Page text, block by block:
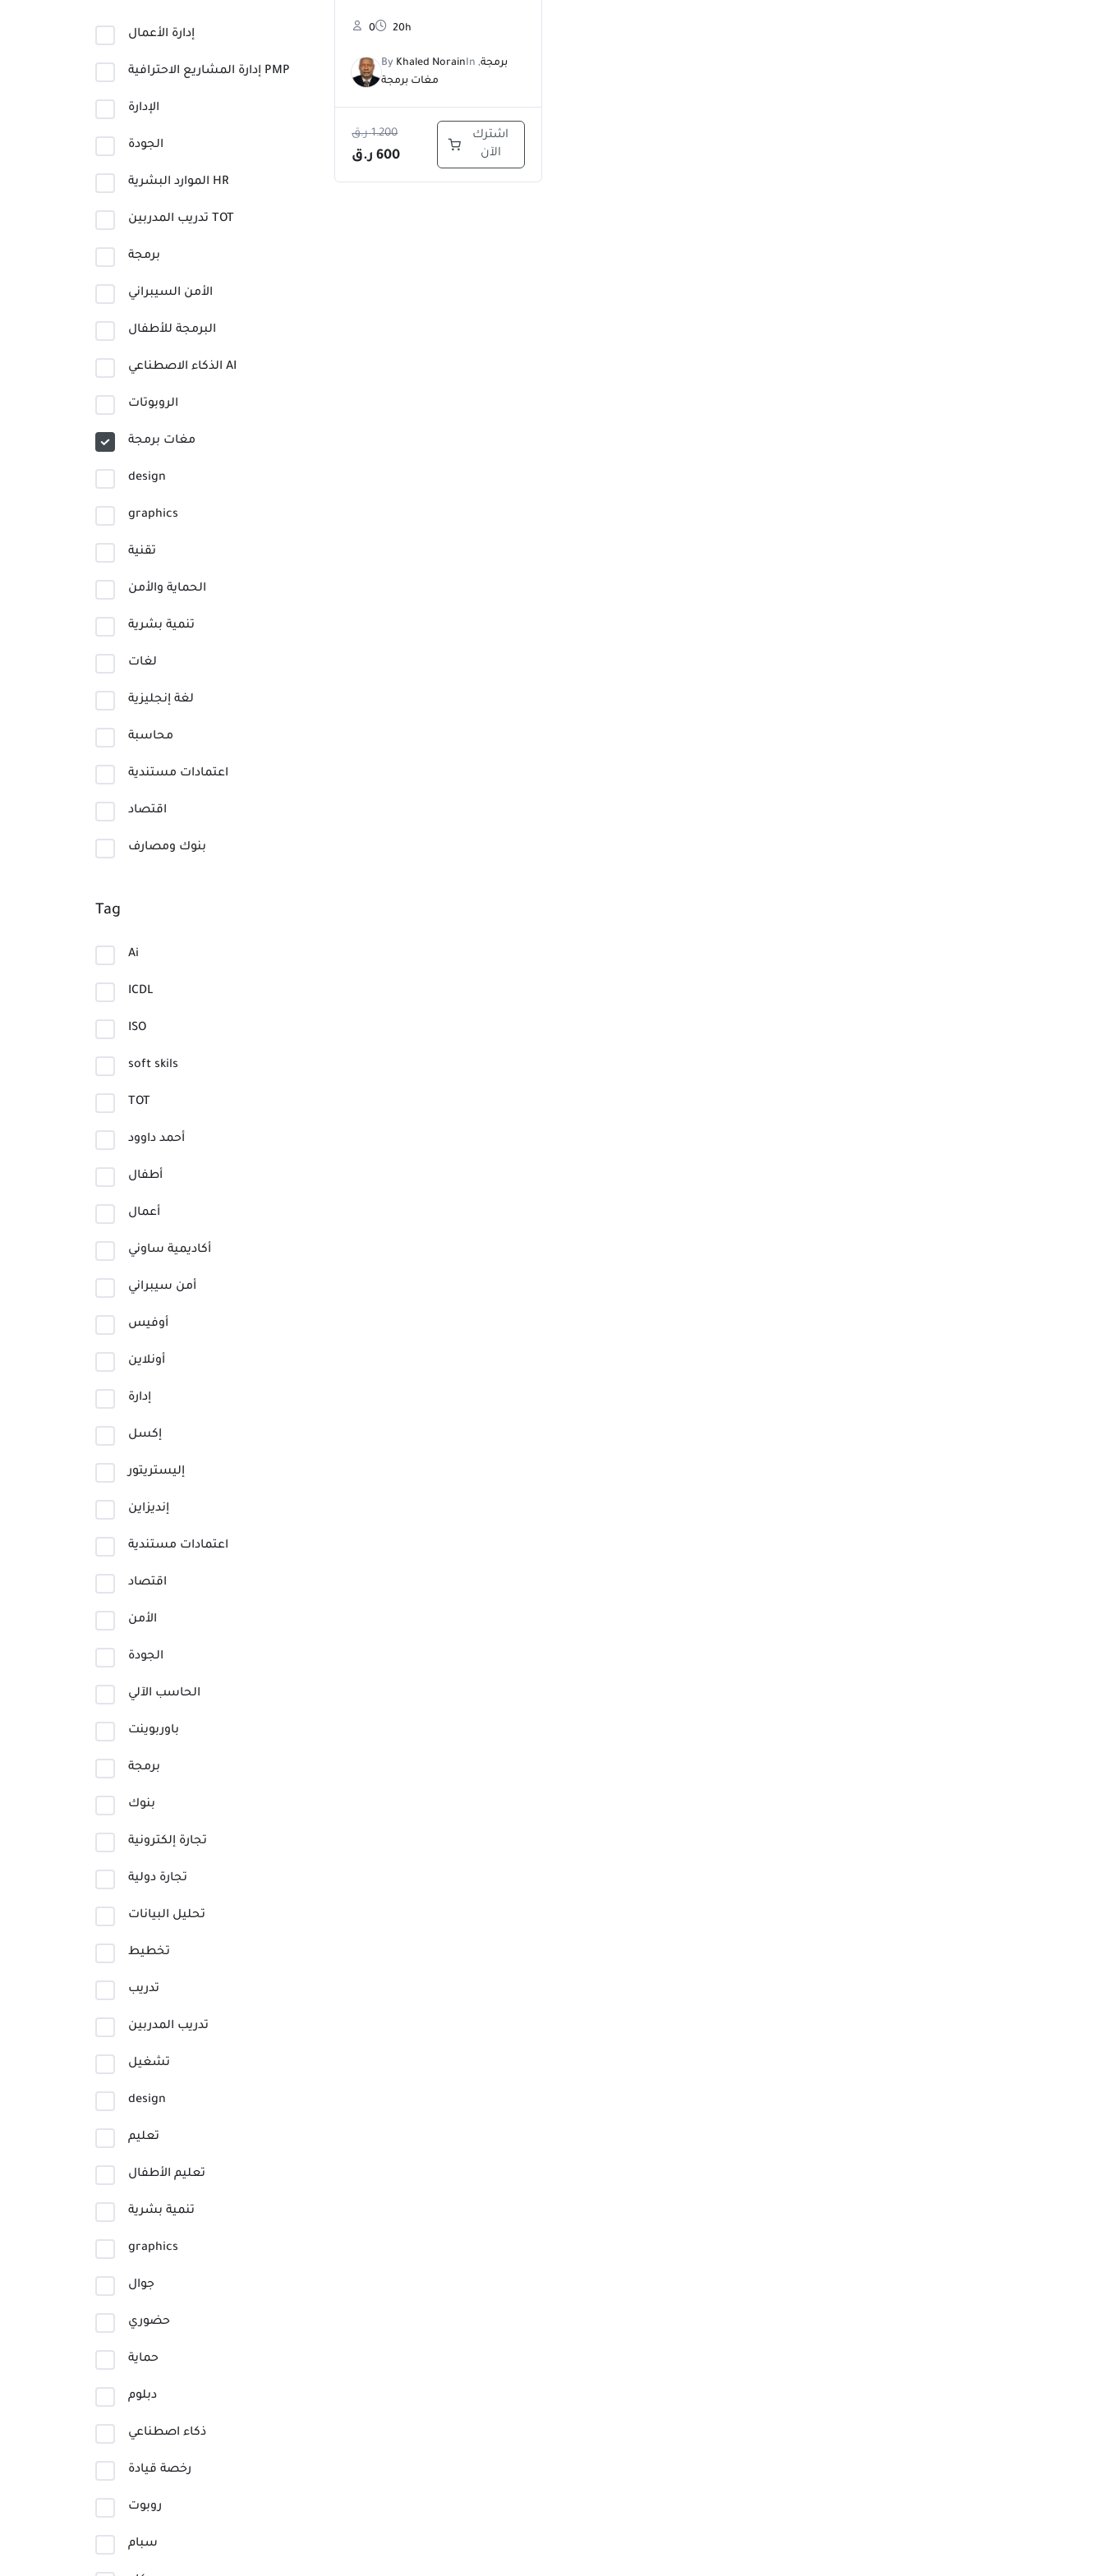
إدارة الأعمال
إدارة المشاريع الاحترافية PMP
الإدارة
الجودة
الموارد البشرية HR
تدريب المدربين TOT
برمجة
الأمن السيبراني
البرمجة للأطفال
الذكاء الاصطناعي AI
الروبوتات
مغات برمجة
design
graphics
تقنية
الحماية والأمن
تنمية بشرية
لغات
لغة إنجليزية
محاسبة
اعتمادات مستندية
اقتصاد
بنوك ومصارف
Tag
Ai
ICDL
ISO
soft skils
TOT
أحمد داوود
أطفال
أعمال
أكاديمية ساوني
أمن سيبراني
أوفيس
أونلاين
إدارة
إكسل
إليستريتور
إنديزاين
اعتمادات مستندية
اقتصاد
الأمن
الجودة
الحاسب الآلي
باوربوينت
برمجة
بنوك
تجارة إلكترونية
تجارة دولية
تحليل البيانات
تخطيط
تدريب
تدريب المدربين
تشغيل
design
تعليم
تعليم الأطفال
تنمية بشرية
graphics
جوال
حضوري
حماية
دبلوم
ذكاء اصطناعي
رخصة قيادة
روبوت
سبام
0 20h
By Khaled NorainIn برمجة,
مغات برمجة
1.200 ر.ق
600 ر.ق
اشترك
الآن